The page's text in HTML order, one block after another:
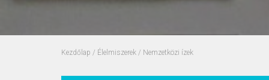
Kezdőlap / Élelmiszerek / Nemzetközi ízek